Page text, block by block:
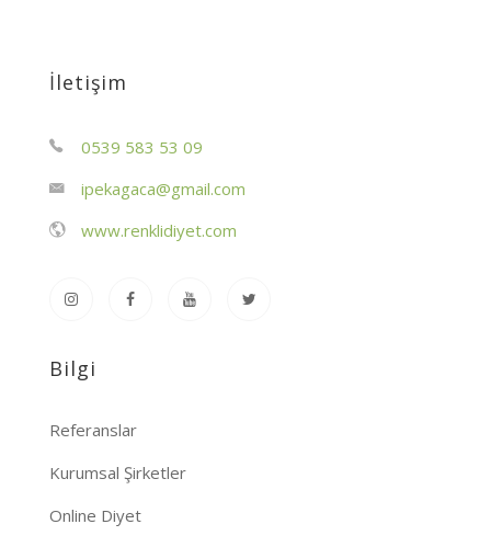
İletişim
0539 583 53 09
ipekagaca@gmail.com
www.renklidiyet.com
Bilgi
Referanslar
Kurumsal Şirketler
Online Diyet